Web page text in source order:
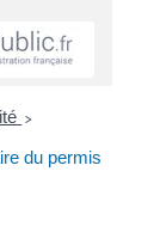
>
du permis